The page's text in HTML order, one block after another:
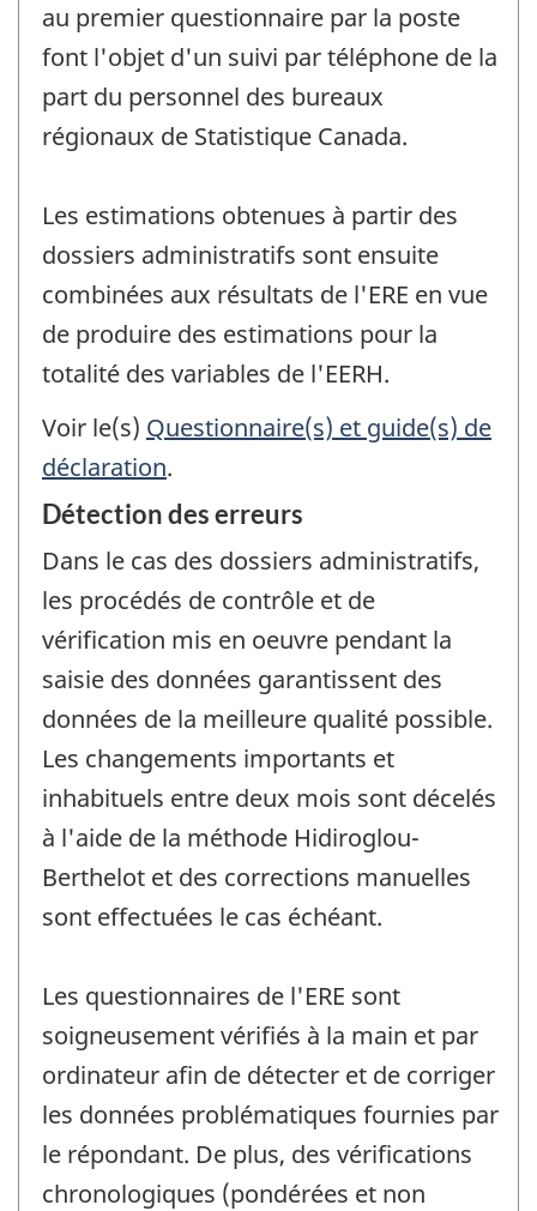
au premier questionnaire par la poste
font l'objet d'un suivi par téléphone de la
part du personnel des bureaux
régionaux de Statistique Canada.
Les estimations obtenues à partir des
dossiers administratifs sont ensuite
combinées aux résultats de l'ERE en vue
de produire des estimations pour la
totalité des variables de l'EERH.
Voir le(s) Questionnaire(s) et guide(s) de
déclaration.
Détection des erreurs
Dans le cas des dossiers administratifs,
les procédés de contrôle et de
vérification mis en oeuvre pendant la
saisie des données garantissent des
données de la meilleure qualité possible.
Les changements importants et
inhabituels entre deux mois sont décelés
à l'aide de la méthode Hidiroglou-
Berthelot et des corrections manuelles
sont effectuées le cas échéant.
Les questionnaires de l'ERE sont
soigneusement vérifiés à la main et par
ordinateur afin de détecter et de corriger
les données problématiques fournies par
le répondant. De plus, des vérifications
chronologiques (pondérées et non